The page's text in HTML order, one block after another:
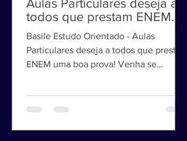
A Basile Estudo Orientado -
Aulas Particulares deseja a
todos que prestam ENEM
uma boa prova!
Basile Estudo Orientado - Aulas
Particulares deseja a todos que prestam
preparar aqui para o ENEM, FUVEST...